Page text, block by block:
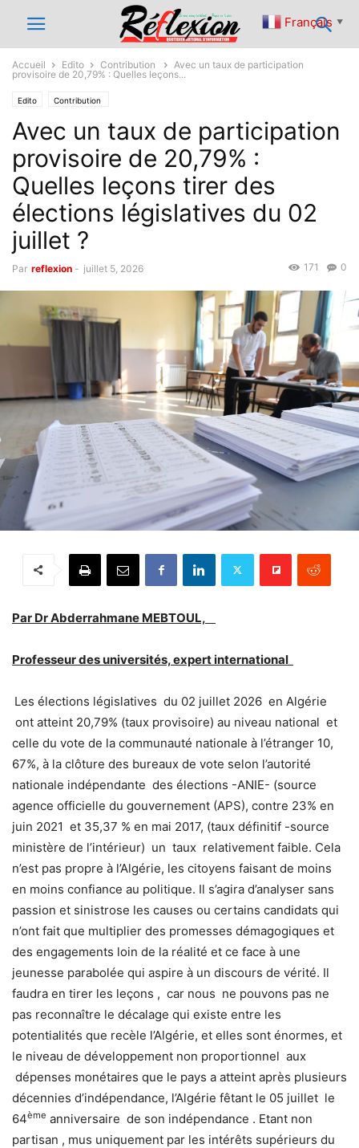
Accueil Edito Contribution
Avec un taux de participation
provisoire de 20,79% : Quelles leçons...
Edito Contribution
Avec un taux de participation
provisoire de 20,79% :
Quelles leçons tirer des
élections législatives du 02
juillet ?
Par reflexion - juillet 5, 2026 0
171
Par Dr Abderrahmane MEBTOUL,
Professeur des universités, expert international
Les élections législatives du 02 juillet 2026 en Algérie
ont atteint 20,79% (taux provisoire) au niveau national et
celle du vote de la communauté nationale à l’étranger 10,
67%, à la clôture des bureaux de vote selon l’autorité
nationale indépendante des élections -ANIE- (source
agence officielle du gouvernement (APS), contre 23% en
juin 2021 et 35,37 % en mai 2017, (taux définitif -source
ministère de l’intérieur) un taux relativement faible. Cela
n’est pas propre à l’Algérie, les citoyens faisant de moins
en moins confiance au politique. Il s’agira d’analyser sans
passion et sinistrose les causes ou certains candidats qui
n’ont fait que multiplier des promesses démagogiques et
des engagements loin de la réalité et ce face à une
jeunesse parabolée qui aspire à un discours de vérité. Il
faudra en tirer les leçons , car nous ne pouvons pas ne
pas reconnaître le décalage qui existe entre les
potentialités que recèle l’Algérie, et elles sont énormes, et
le niveau de développement non proportionnel aux
dépenses monétaires que le pays a atteint après plusieurs
décennies d’indépendance, l’Algérie fêtant le 05 juillet le
64ème anniversaire de son indépendance . Etant non
partisan , mus uniquement par les intérêts supérieurs du
Français ▼